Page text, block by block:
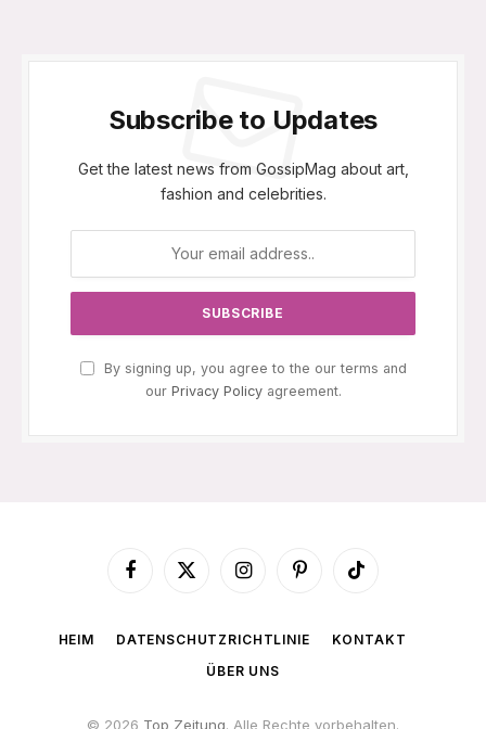
Subscribe to Updates
Get the latest news from GossipMag about art,
fashion and celebrities.
By signing up, you agree to the our terms and
our Privacy Policyagreement.
Facebook
X
InstagramPinterestTikTok
HEIM DATENSCHUTZRICHTLINIE
KONTAKT
ÜBER UNS
© 2026 Top Zeitung. Alle Rechte vorbehalten.